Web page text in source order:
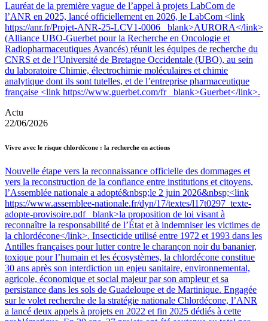
Lauréat de la première vague de l’appel à projets LabCom de
l’ANR en 2025, lancé officiellement en 2026, le LabCom <link
https://anr.fr/Projet-ANR-25-LCV1-0006 _blank>AURORA</link>
(Alliance UBO-Guerbet pour la Recherche en Oncologie et
Radiopharmaceutiques Avancés) réunit les équipes de recherche du
CNRS et de l’Université de Bretagne Occidentale (UBO), au sein
du laboratoire Chimie, électrochimie moléculaires et chimie
analytique dont ils sont tutelles, et de l’entreprise pharmaceutique
française <link https://www.guerbet.com/fr _blank>Guerbet</link>.
Actu
22/06/2026
Vivre avec le risque chlordécone : la recherche en actions
Nouvelle étape vers la reconnaissance officielle des dommages et
vers la reconstruction de la confiance entre institutions et citoyens,
l’Assemblée nationale a adopté&nbsp;le 2 juin 2026&nbsp;<link
https://www.assemblee-nationale.fr/dyn/17/textes/l17t0297_texte-
adopte-provisoire.pdf _blank>la proposition de loi visant à
reconnaître la responsabilité de l’État et à indemniser les victimes de
la chlordécone</link>. Insecticide utilisé entre 1972 et 1993 dans les
Antilles françaises pour lutter contre le charançon noir du bananier,
toxique pour l’humain et les écosystèmes, la chlordécone constitue
30 ans après son interdiction un enjeu sanitaire, environnemental,
agricole, économique et social majeur par son ampleur et sa
persistance dans les sols de Guadeloupe et de Martinique. Engagée
sur le volet recherche de la stratégie nationale Chlordécone, l’ANR
a lancé deux appels à projets en 2022 et fin 2025 dédiés à cette